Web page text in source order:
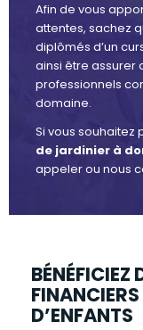
Afin de vous
attentes, sachez
diplômés d’un
ainsi être assurer
professionnels
domaine.
Si vous souhaitez
de jardinier à
appeler ou nous
BÉNÉFICIEZ
D’ENFANTS